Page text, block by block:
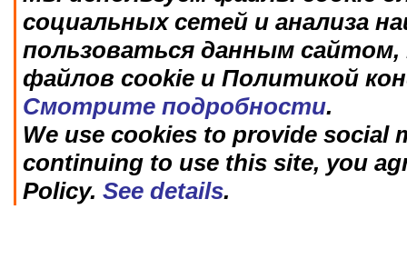
социальных сетей и анализа
пользоваться данным
файлов cookie и Политикой
Смотрите подробности.
We use cookies to provide social
continuing to use this site, you
Policy. See details.